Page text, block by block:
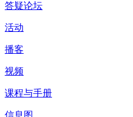
答疑论坛
活动
播客
视频
课程与手册